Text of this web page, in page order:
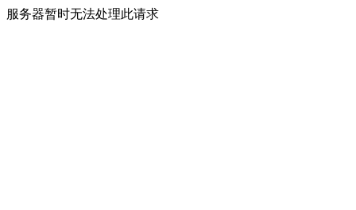
服务器暂时无法处理此请求